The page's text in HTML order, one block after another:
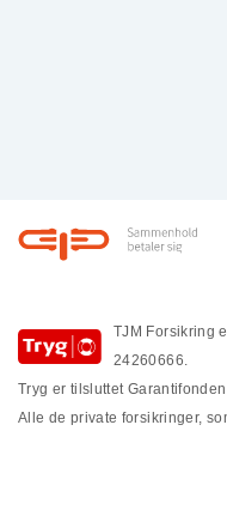
TJM Forsikring
24260666.
Tryg er tilsluttet
Alle de private forsikringer,